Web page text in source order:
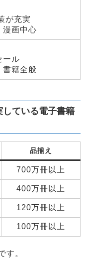
が充実
漫画中心
ール
書籍全般
ている電子書籍
品揃え
700万冊以上
400万冊以上
120万冊以上
100万冊以上
す。